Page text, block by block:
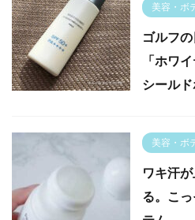
美容・ボ
ゴルフ
「ホワ
シールド
美容・ボ
ワキ汗
る。こ